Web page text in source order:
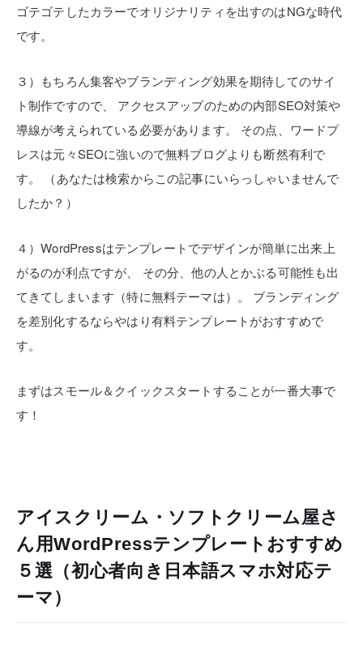
ゴテゴテしたカラーでオリジナリティを出すのはNGな時代
です。
３）もちろん集客やブランディング効果を期待してのサイ
ト制作ですので、
アクセスアップのための内部SEO対策や
導線が考えられている必要があります。
その点、ワードプ
レスは元々SEOに強いので無料ブログよりも断然有利で
す。
（あなたは検索からこの記事にいらっしゃいませんで
したか？）
４）WordPressはテンプレートでデザインが簡単に出来上
がるのが利点ですが、
その分、他の人とかぶる可能性も出
てきてしまいます（特に無料テーマは）。
ブランディング
を差別化するならやはり有料テンプレートがおすすめで
す。
まずはスモール＆クイックスタートすることが一番大事で
す！
アイスクリーム・ソフトクリーム屋さ
ん用WordPressテンプレートおすすめ
５選（初心者向き日本語スマホ対応テ
ーマ）